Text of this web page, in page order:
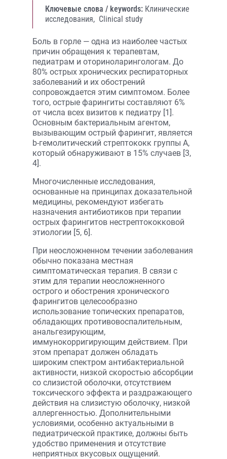
Ключевые слова / keywords: Клинические
исследования, Clinical study
Боль в горле — одна из наиболее частых
причин обращения к терапевтам,
педиатрам и оториноларингологам. До
80% острых хронических респираторных
заболеваний и их обострений
сопровождается этим симптомом. Более
того, острые фарингиты составляют 6%
от числа всех визитов к педиатру [1].
Основным бактериальным агентом,
вызывающим острый фарингит, является
b-гемолитический стрептококк группы А,
который обнаруживают в 15% случаев [3,
4].
Многочисленные исследования,
основанные на принципах доказательной
медицины, рекомендуют избегать
назначения антибиотиков при терапии
острых фарингитов нестрептококковой
этиологии [5, 6].
При неосложненном течении заболевания
обычно показана местная
симптоматическая терапия. В связи с
этим для терапии неосложненного
острого и обострения хронического
фарингитов целесообразно
использование топических препаратов,
обладающих противовоспалительным,
анальгезирующим,
иммунокорригирующим действием. При
этом препарат должен обладать
широким спектром антибактериальной
активности, низкой скоростью абсорбции
со слизистой оболочки, отсутствием
токсического эффекта и раздражающего
действия на слизистую оболочку, низкой
аллергенностью. Дополнительными
условиями, особенно актуальными в
педиатрической практике, должны быть
удобство применения и отсутствие
неприятных вкусовых ощущений.